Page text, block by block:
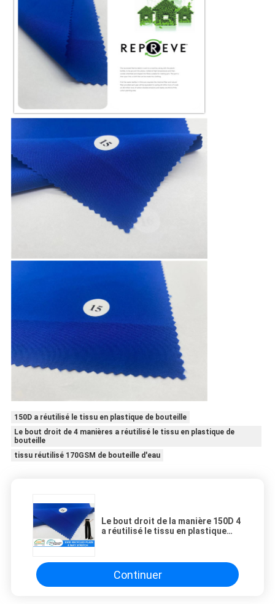
150D a réutilisé le tissu en plastique de bouteille
Le bout droit de 4 manières a réutilisé le tissu en plastique de
bouteille
tissu réutilisé 170GSM de bouteille d'eau
Le bout droit de la manière 150D 4
a réutilisé le tissu en plastique
Continuer